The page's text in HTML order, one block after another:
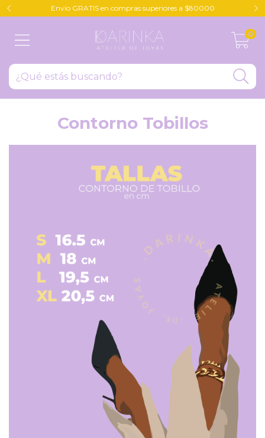
Envío GRATIS en compras superiores a $80000
0
Contorno Tobillos